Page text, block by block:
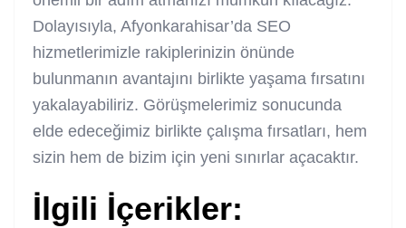
Dolayısıyla, Afyonkarahisar’da SEO
hizmetlerimizle rakiplerinizin önünde
bulunmanın avantajını birlikte yaşama fırsatını
yakalayabiliriz. Görüşmelerimiz sonucunda
elde edeceğimiz birlikte çalışma fırsatları, hem
sizin hem de bizim için yeni sınırlar açacaktır.
İlgili İçerikler: